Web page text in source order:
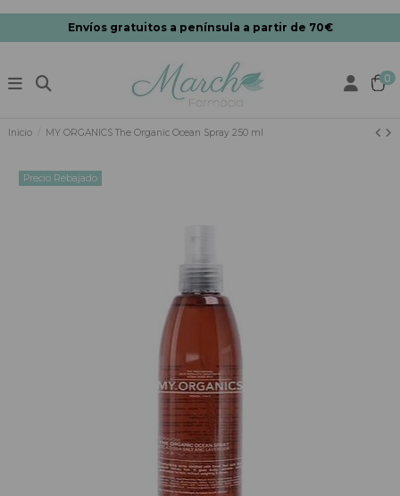
Envíos gratuitos a península a partir de 70€
0
Inicio MY ORGANICS The Organic Ocean Spray 250 ml
Precio Rebajado